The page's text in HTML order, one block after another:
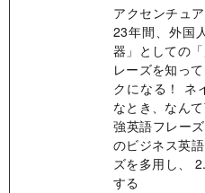
アクセンチュ
23年間、外国
器」としての
レーズを知っ
クになる！ ネ
なとき、なん
強英語フレー
のビジネス英
ズを多用し、
する